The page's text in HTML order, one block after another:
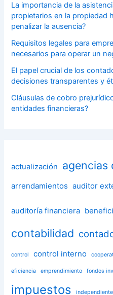
La importancia de la
propietarios en la propiedad
penalizar la ausencia?
Requisitos legales para
necesarios para operar un
El papel crucial de los
decisiones transparentes y
Cláusulas de cobro
entidades financieras?
actualización agencias
arrendamientos auditor
auditoría financiera
contabilidad
control control interno
eficiencia emprendimiento fondos
impuestos